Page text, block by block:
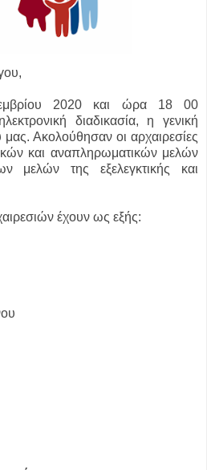
2020 και ώρα 18 00
διαδικασία, η γενική
Ακολούθησαν οι αρχαιρεσίες
και αναπληρωματικών μελών
της εξελεγκτικής και
έχουν ως εξής: